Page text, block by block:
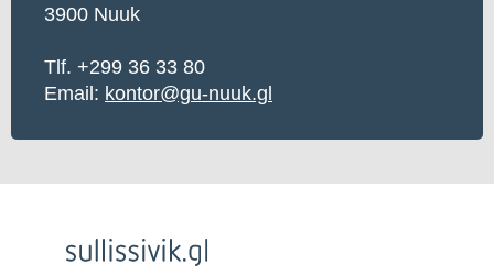
3900 Nuuk
Tlf. +299 36 33 80
Email: kontor@gu-nuuk.gl